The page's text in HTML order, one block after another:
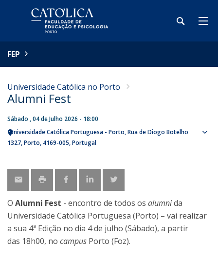
FEP
Universidade Católica no Porto
Alumni Fest
Sábado , 04 de Julho 2026 - 18:00
Universidade Católica Portuguesa - Porto Rua de Diogo Botelho
1327 Porto 4169-005 Portugal
O Alumni Fest - encontro de todos os alumnida
Universidade Católica Portuguesa (Porto) – vai realizar
a sua 4ª Edição no dia 4 de julho (Sábado), a partir
das 18h00, no campus Porto (Foz).